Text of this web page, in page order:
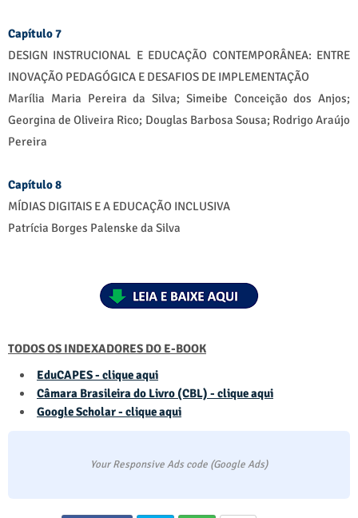
Capítulo 7
DESIGN INSTRUCIONAL E EDUCAÇÃO CONTEMPORÂNEA: ENTRE
INOVAÇÃO PEDAGÓGICA E DESAFIOS DE IMPLEMENTAÇÃO
Marília Maria Pereira da Silva; Simeibe Conceição dos Anjos;
Georgina de Oliveira Rico; Douglas Barbosa Sousa; Rodrigo Araújo
Pereira
Capítulo 8
MÍDIAS DIGITAIS E A EDUCAÇÃO INCLUSIVA
Patrícia Borges Palenske da Silva
TODOS OS INDEXADORES DO E-BOOK
EduCAPES - clique aqui
Câmara Brasileira do Livro (CBL) - clique aqui
Google Scholar - clique aqui
Your Responsive Ads code (Google Ads)